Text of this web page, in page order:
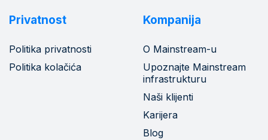
Privatnost
Politika privatnosti
Politika kolačića
Kompanija
O Mainstream-u
Upoznajte Mainstream
infrastrukturu
Naši klijenti
Karijera
Blog